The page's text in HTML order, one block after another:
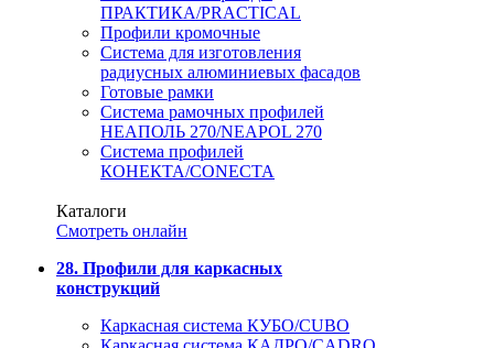
ПРАКТИКА/PRACTICAL
Профили кромочные
Система для изготовления
радиусных алюминиевых фасадов
Готовые рамки
Система рамочных профилей
НЕАПОЛЬ 270/NEAPOL 270
Система профилей
КОНЕКТА/CONECTA
Каталоги
Смотреть онлайн
28. Профили для каркасных
конструкций
Каркасная система КУБО/CUBO